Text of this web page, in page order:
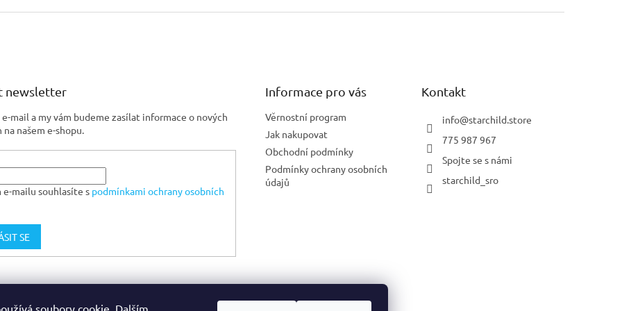
soubory cookie. Dalším
newsletter
mail a my vám budeme zasílat informace o nových
našem e-shopu.
mailu souhlasíte s podmínkami ochrany osobních
SE
Informace pro vás
Věrnostní program
Jak nakupovat
Obchodní podmínky
Podmínky ochrany osobních
údajů
Kontakt
info@starchild.store
775 987 967
Spojte se s námi
starchild_sro